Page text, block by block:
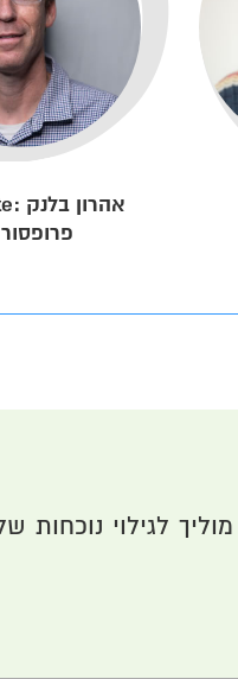
Private: אהרון בלנק
פרופסור
לגילוי נוכחות של